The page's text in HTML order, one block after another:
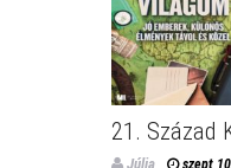
21. Század
Júlia